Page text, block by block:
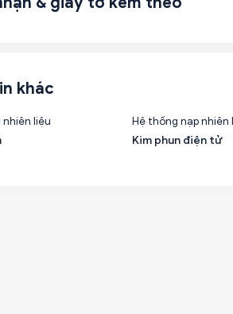
khác
liệu
Hệ thống nạp nhiên
Kim phun điện tử